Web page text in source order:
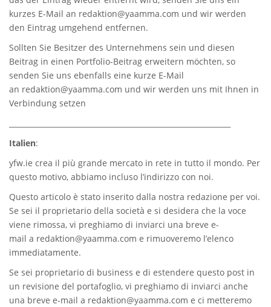
kurzes E-Mail an redaktion@yaamma.com und wir werden
den Eintrag umgehend entfernen.
Sollten Sie Besitzer des Unternehmens sein und diesen
Beitrag in einen Portfolio-Beitrag erweitern möchten, so
senden Sie uns ebenfalls eine kurze E-Mail
an redaktion@yaamma.com und wir werden uns mit Ihnen in
Verbindung setzen
Italien:
yfw.ie crea il più grande mercato in rete in tutto il mondo. Per
questo motivo, abbiamo incluso l’indirizzo con noi.
Questo articolo è stato inserito dalla nostra redazione per voi.
Se sei il proprietario della società e si desidera che la voce
viene rimossa, vi preghiamo di inviarci una breve e-
mail a redaktion@yaamma.com e rimuoveremo l’elenco
immediatamente.
Se sei proprietario di business e di estendere questo post in
un revisione del portafoglio, vi preghiamo di inviarci anche
una breve e-mail a redaktion@yaamma.com e ci metteremo